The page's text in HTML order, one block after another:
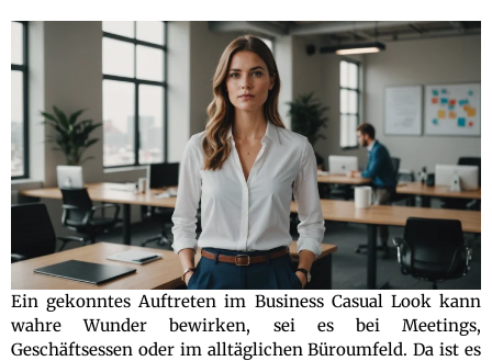
Ein gekonntes Auftreten im Business Casual Look kann
wahre Wunder bewirken, sei es bei Meetings,
Geschäftsessen oder im alltäglichen Büroumfeld. Da ist es